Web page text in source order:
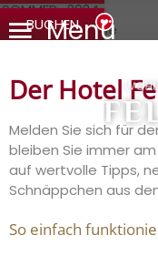
Menü
BUCHEN
Der Hotel
Melden Sie sich für
bleiben Sie immer
auf wertvolle Tipps,
Schnäppchen aus
So einfach